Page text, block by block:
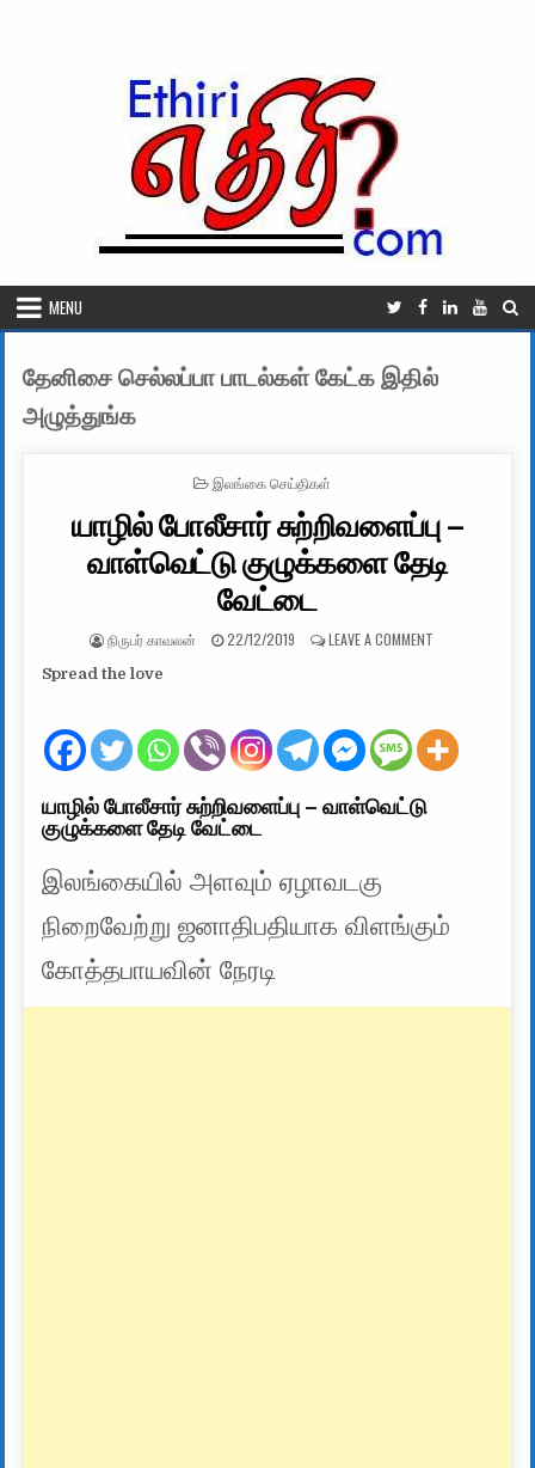
MENU
தேனிசை செல்லப்பா பாடல்கள் கேட்க இதில்
அழுத்துங்க
POSTED IN
இலங்கை செய்திகள்
யாழில் போலீசார் சுற்றிவளைப்பு –
வாள்வெட்டு குழுக்களை தேடி
வேட்டை
AUTHOR:
நிருபர் காவலன் PUBLISHED DATE:
22/12/2019 LEAVE A COMMENT
Spread the love
யாழில் போலீசார் சுற்றிவளைப்பு – வாள்வெட்டு
குழுக்களை தேடி வேட்டை
இலங்கையில் அளவும் ஏழாவடகு
நிறைவேற்று ஜனாதிபதியாக விளங்கும்
கோத்தபாயவின் நேரடி